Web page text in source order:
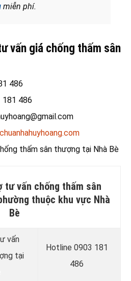
miễn phí.
vấn giá chống thấm sân
486
181 486
thấm sân thượng tại Nhà Bè
tư vấn chống thấm sân
thuộc khu vực Nhà
Bè
vấn
tại
Hotline 0903 181
486